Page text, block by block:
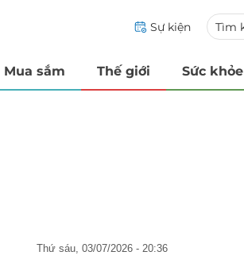
Sự kiện
Mua sắm Thế giới Sức khỏe
thứ sáu, 03/07/2026 - 20:36